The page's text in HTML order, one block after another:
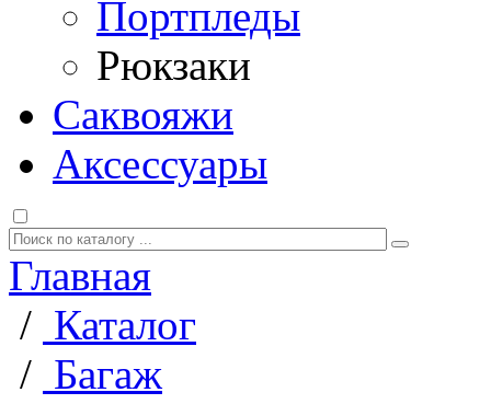
Портпледы
Рюкзаки
Саквояжи
Аксессуары
Главная
/ Каталог
/ Багаж